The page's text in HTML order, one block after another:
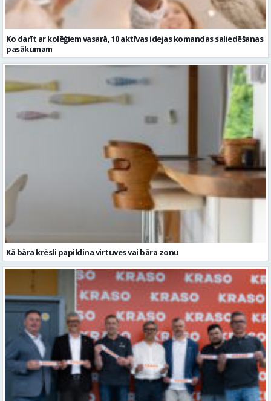
Kā bāra krēsli papildina virtuves vai bāra zonu
KRASO stiprina klātbūtni Latvijas reģionos un atklāj jaunu veikalu
Valmierā